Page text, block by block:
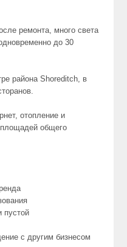
ремонта, много света
до 30
района Shoreditch, в
отопление и
площадей общего
пустой
с другим бизнесом